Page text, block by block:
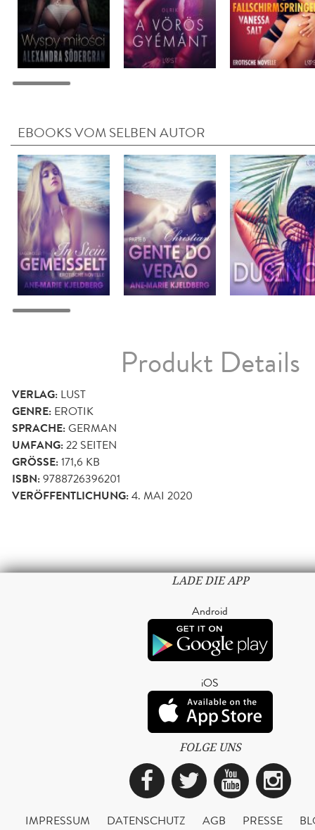
EBOOKS VOM SELBEN AUTOR
Produkt Details
VERLAG: LUST
GENRE: EROTIK
SPRACHE:GERMAN
UMFANG:22 SEITEN
GRÖSSE: 171,6 KB
ISBN:9788726396201
VERÖFFENTLICHUNG:4. MAI 2020
LADE DIE APP
Android
iOS
FOLGE UNS
Facebook
Twitter
IMPRESSUM DATENSCHUTZ AGB PRESSE